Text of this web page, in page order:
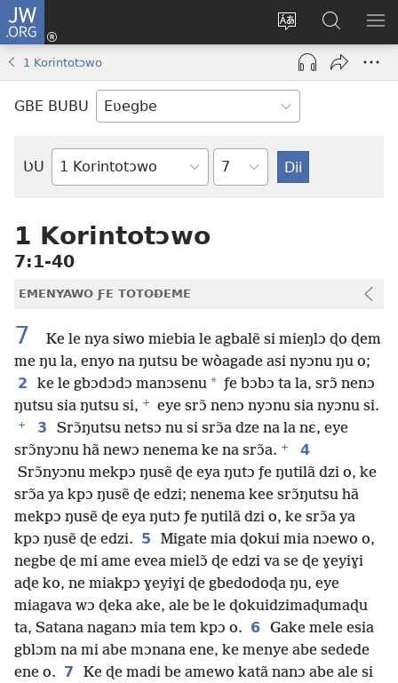
JW.ORG
Trɔ
gbegbɔgblɔa
Ge
Ðe
(opens
new
window)
JW.ORG
Nudidi
1 Korintotɔwo
GBE BUBU
ƲU
Biblia-
Ta
1 Korintotɔwo
7:1-40
EMENYAWO ƑE TOTOƉEME
7
Ke le nya siwo miebia le agbalẽ si mieŋlɔ ɖo ɖem
me ŋu la, enyo na ŋutsu be wòagade asi nyɔnu ŋu o;
2
ke le gbɔdɔdɔ manɔsenu * ƒe bɔbɔ ta la, srɔ̃ nenɔ
ŋutsu sia ŋutsu si, + eye srɔ̃ nenɔ nyɔnu sia nyɔnu si.
+ 3
Srɔ̃ŋutsu netsɔ nu si srɔ̃a dze na la nɛ, eye
srɔ̃nyɔnu hã newɔ nenema ke na srɔ̃a. +
4
Srɔ̃nyɔnu mekpɔ ŋusẽ ɖe eya ŋutɔ ƒe ŋutilã dzi o, ke
srɔ̃a ya kpɔ ŋusẽ ɖe edzi; nenema kee srɔ̃ŋutsu hã
mekpɔ ŋusẽ ɖe eya ŋutɔ ƒe ŋutilã dzi o, ke srɔ̃a ya
kpɔ ŋusẽ ɖe edzi. 5
Migate mia ɖokui mia nɔewo o,
negbe ɖe mi ame evea mielɔ̃ ɖe edzi va se ɖe ɣeyiɣi
aɖe ko, ne miakpɔ ɣeyiɣi ɖe gbedodoɖa ŋu, eye
miagava wɔ ɖeka ake, ale be le ɖokuidzimaɖumaɖu
ta, Satana naganɔ mia tem kpɔ o. 6 Gake mele esia
gblɔm na mi abe mɔnana ene, ke menye abe sedede
ene o. 7
Ke ɖe madi be amewo katã nanɔ abe ale si